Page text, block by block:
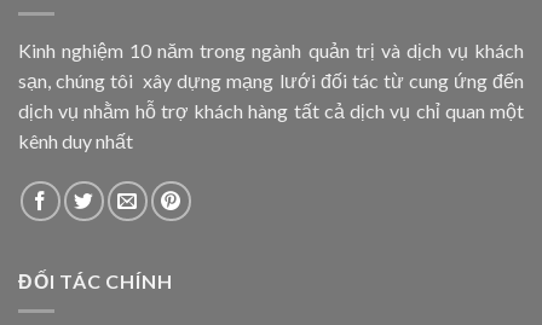
Kinh nghiệm 10 năm trong ngành quản trị và dịch vụ khách
sạn, chúng tôi xây dựng mạng lưới đối tác từ cung ứng đến
dịch vụ nhằm hỗ trợ khách hàng tất cả dịch vụ chỉ quan một
kênh duy nhất
ĐỐI TÁC CHÍNH